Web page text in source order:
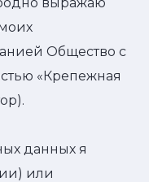
Общество с
«Крепежная
данных я
или